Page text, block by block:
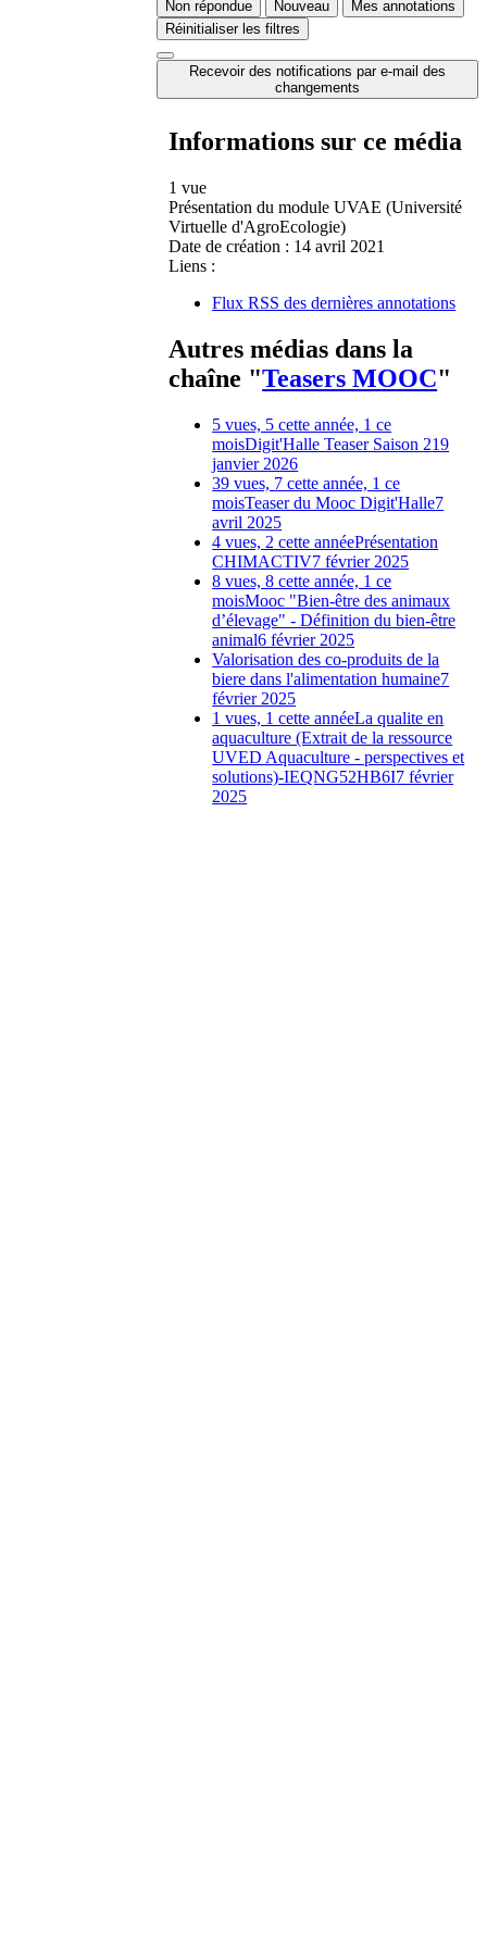
Non répondue Nouveau
Mes annotations
Réinitialiser les filtres
Recevoir des notifications par e-mail des
changements
Informations sur ce média
1 vue
Présentation du module UVAE (Université
Virtuelle d'AgroEcologie)
Date de création : 14 avril 2021
Liens :
Flux RSS des dernières annotations
Autres médias dans la
chaîne "Teasers MOOC"
5 vues, 5 cette année, 1 ce
moisDigit'Halle Teaser Saison 219
janvier 2026
39 vues, 7 cette année, 1 ce
moisTeaser du Mooc Digit'Halle7
avril 2025
4 vues, 2 cette annéePrésentation
CHIMACTIV7 février 2025
8 vues, 8 cette année, 1 ce
moisMooc "Bien-être des animaux
d’élevage" - Définition du bien-être
animal6 février 2025
Valorisation des co-produits de la
biere dans l'alimentation humaine7
février 2025
1 vues, 1 cette annéeLa qualite en
aquaculture (Extrait de la ressource
UVED Aquaculture - perspectives et
solutions)-IEQNG52HB6I7 février
2025